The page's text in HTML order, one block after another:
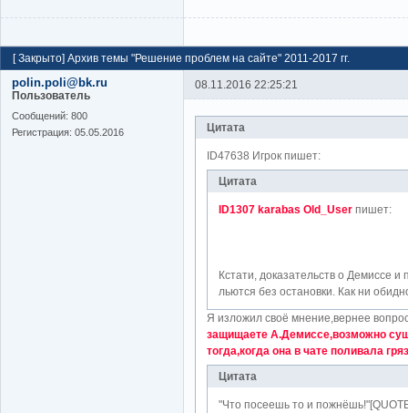
[Закрыто] Архив темы "Решение проблем на сайте" 2011-2017 гг.
polin.poli@bk.ru
Пользователь
Cообщений: 800
Регистрация: 05.05.2016
08.11.2016 22:25:21
Цитата
ID47638 Игрок пишет:
Цитата
ID1307 karabas Old_User пишет:
Кстати, доказательств о Демиссе
льются без остановки. Как ни
Я изложил своё мнение,вернее
защищаете А.Демиссе,возможно
тогда,когда она в чате поливала
Цитата
"Что посеешь то и